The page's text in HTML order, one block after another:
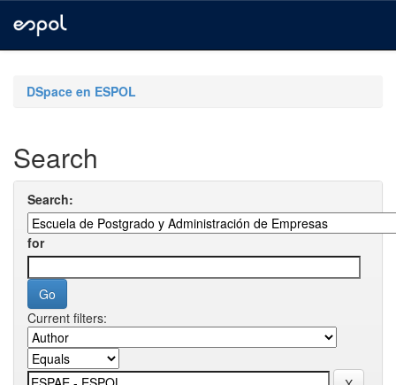
navigationDSpace en ESPOL
Search
Search:
for
Current filters: